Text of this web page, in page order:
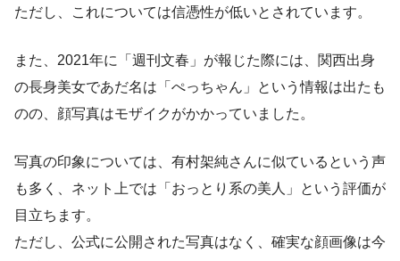
ただし、これについては信憑性が低いとされています。
また、2021年に「週刊文春」が報じた際には、関西出身
の長身美女であだ名は「ぺっちゃん」という情報は出たも
のの、顔写真はモザイクがかかっていました。
写真の印象については、有村架純さんに似ているという声
も多く、ネット上では「おっとり系の美人」という評価が
目立ちます。
ただし、公式に公開された写真はなく、確実な顔画像は今